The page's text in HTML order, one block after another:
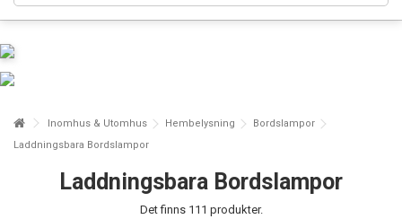
Inomhus & Utomhus Hembelysning
Bordslampor
Laddningsbara Bordslampor
Laddningsbara Bordslampor
Det finns 111 produkter.